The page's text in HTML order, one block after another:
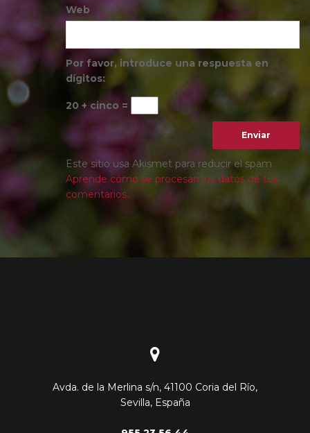
Web
Por favor, introduce una respuesta en
dígitos:
20 + cinco =
Este sitio usa Akismet para reducir el spam.
Aprende cómo se procesan los datos de tus
comentarios.
Avda. de la Merlina s/n, 41100 Coria del Río,
Sevilla, España